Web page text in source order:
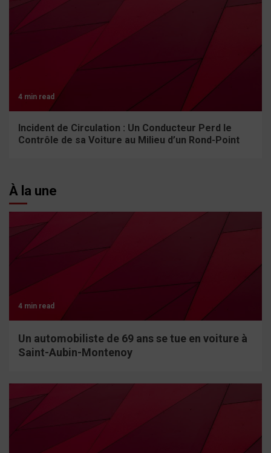
4 min read
Incident de Circulation : Un Conducteur Perd le
Contrôle de sa Voiture au Milieu d’un Rond-Point
À la une
4 min read
Un automobiliste de 69 ans se tue en voiture à
Saint-Aubin-Montenoy